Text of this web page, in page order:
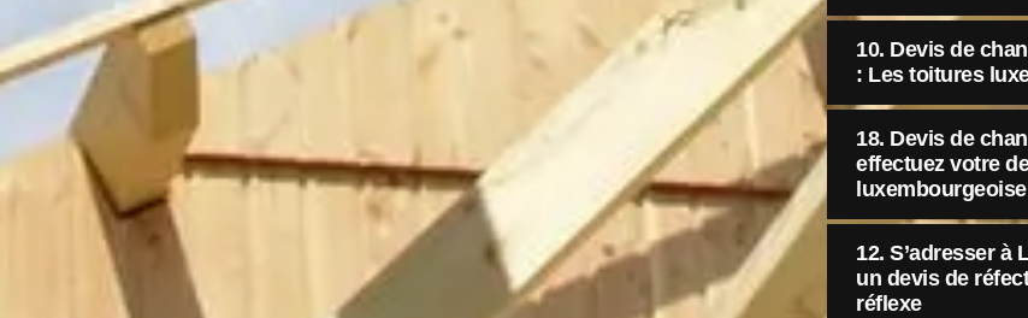
10. Devis de
: Les toitures
18. Devis de
effectuez votre
luxembourgeoise
12. S’adresser
un devis de
réflexe